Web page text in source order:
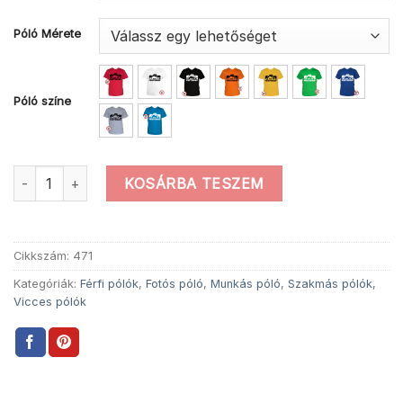
Póló Mérete
Póló színe
Photoshop Póló mennyiségKOSÁRBA TESZEM
Cikkszám: 471
Kategóriák: Férfi pólók, Fotós póló, Munkás póló, Szakmás pólók,
Vicces pólók